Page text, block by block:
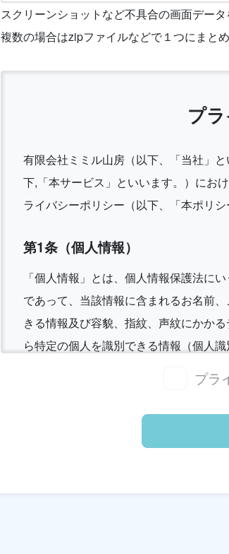
スクリーンショットなど不具合の画面データ
複数の場合はzipファイルなどで１つにまとめ
プ
有限会社ミミル山房（以下、「当社」
下,「本サービス」といいます。）にお
ライバシーポリシー（以下、「本ポリシ
第1条（個人情報）
「個人情報」とは、個人情報保護法に
であって、当該情報に含まれるお名前
きる情報及び容貌、指紋、声紋にかか
ら特定の個人を識別できる情報（個人識
第2条（個人情報の収集方法）
当社は、ユーザーがお問い合わせをす
行口座番号、クレジットカード番号、
プラ